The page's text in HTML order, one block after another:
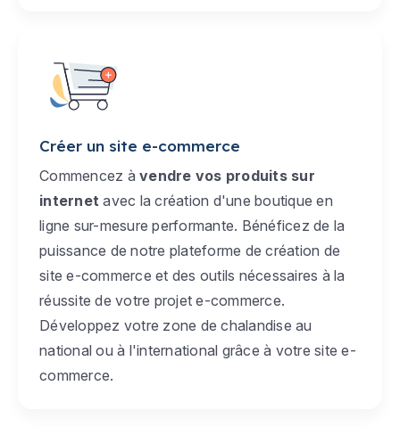
Créer un site e-commerce
Commencez à vendre vos produits sur
internet avec la création d'une boutique en
ligne sur-mesure performante. Bénéficez de la
puissance de notre plateforme de création de
site e-commerce et des outils nécessaires à la
réussite de votre projet e-commerce.
Développez votre zone de chalandise au
national ou à l'international grâce à votre site e-
commerce.